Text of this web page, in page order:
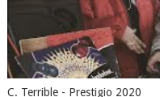
C. Terrible - Prestigio 2020